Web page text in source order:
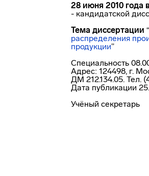
28 июня 2010 года
- кандидатской
Тема диссертации “
распределения
продукции”
Специальность
Адрес: 124498, г.
ДМ 212.134.05. Тел.
Дата публикации
Учёный секретарь